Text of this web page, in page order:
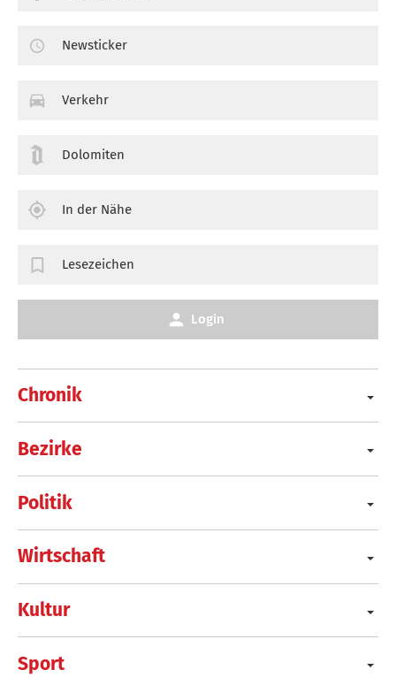
Chronik
Bezirke
Politik
Wirtschaft
Kultur
Sport
Newsticker
Verkehr
Dolomiten
In der Nähe
Lesezeichen
Login